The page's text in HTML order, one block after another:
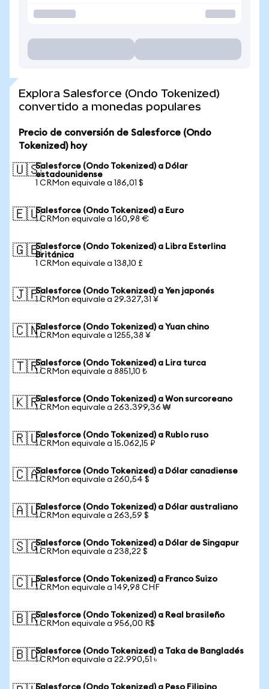
Explora Salesforce (Ondo Tokenized)
convertido a monedas populares
Precio de conversión de Salesforce (Ondo
Tokenized) hoy
🇺🇸Salesforce (Ondo Tokenized) a Dólar
estadounidense
1 CRMon equivale a 186,01 $
🇪🇺Salesforce (Ondo Tokenized) a Euro
1 CRMon equivale a 160,98 €
🇬🇧Salesforce (Ondo Tokenized) a Libra Esterlina
Británica
1 CRMon equivale a 138,10 £
🇯🇵Salesforce (Ondo Tokenized) a Yen japonés
1 CRMon equivale a 29.327,31 ¥
🇨🇳Salesforce (Ondo Tokenized) a Yuan chino
1 CRMon equivale a 1255,38 ¥
🇹🇷Salesforce (Ondo Tokenized) a Lira turca
1 CRMon equivale a 8851,10 ₺
🇰🇷Salesforce (Ondo Tokenized) a Won surcoreano
1 CRMon equivale a 263.399,36 ₩
🇷🇺Salesforce (Ondo Tokenized) a Rublo ruso
1 CRMon equivale a 15.062,15 ₽
🇨🇦Salesforce (Ondo Tokenized) a Dólar canadiense
1 CRMon equivale a 260,54 $
🇦🇺Salesforce (Ondo Tokenized) a Dólar australiano
1 CRMon equivale a 263,59 $
🇸🇬Salesforce (Ondo Tokenized) a Dólar de Singapur
1 CRMon equivale a 238,22 $
🇨🇭Salesforce (Ondo Tokenized) a Franco Suizo
1 CRMon equivale a 149,98 CHF
🇧🇷Salesforce (Ondo Tokenized) a Real brasileño
1 CRMon equivale a 956,00 R$
🇧🇩Salesforce (Ondo Tokenized) a Taka de Bangladés
1 CRMon equivale a 22.990,51 ৳
Salesforce (Ondo Tokenized) a Peso Filipino